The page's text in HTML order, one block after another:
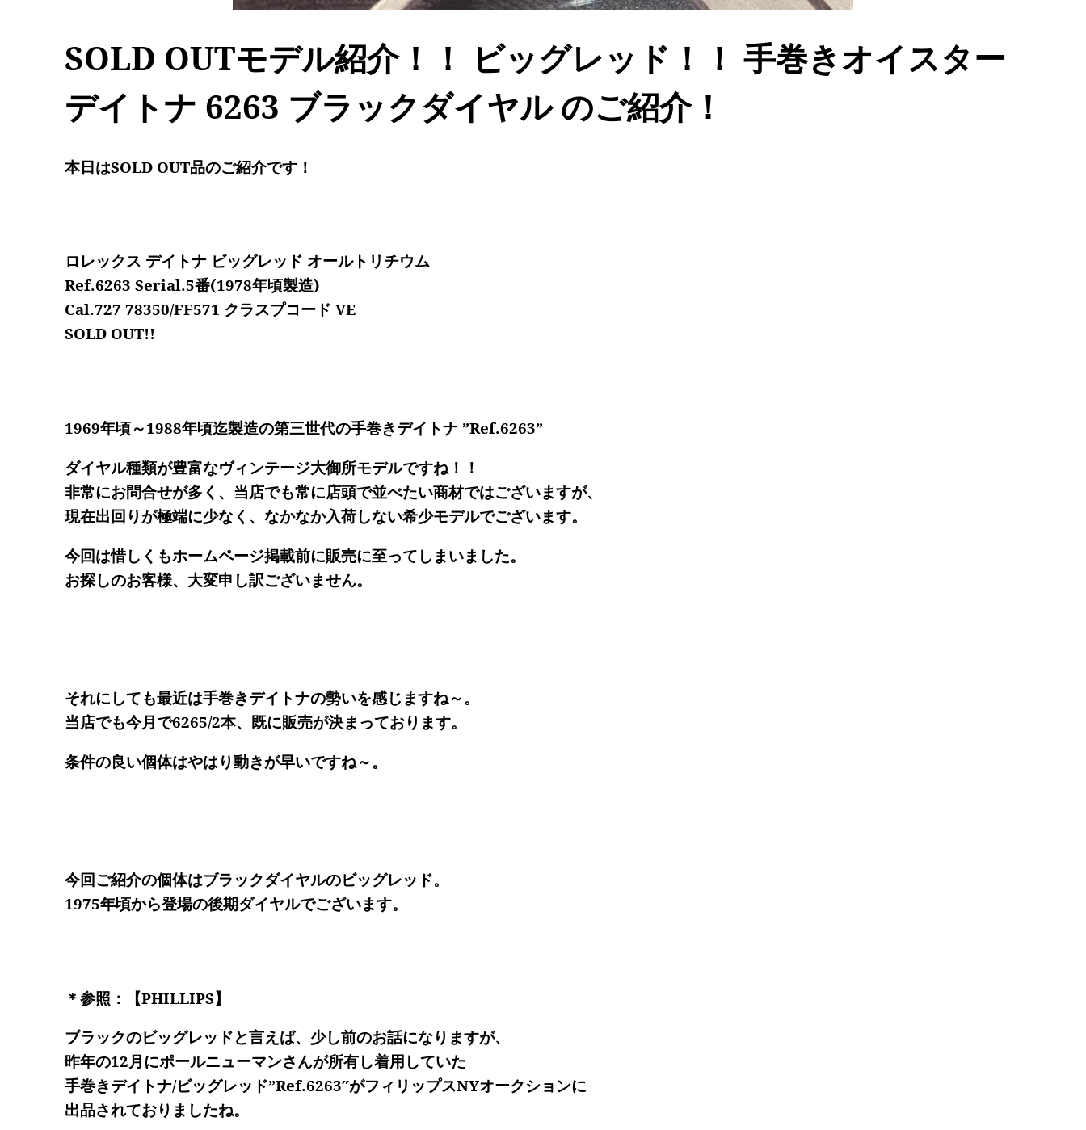
SOLD OUTモデル紹介！！ ビッグレッド！！ 手巻きオイスター
デイトナ 6263 ブラックダイヤル のご紹介！
本日はSOLD OUT品のご紹介です！
ロレックス デイトナ ビッグレッド オールトリチウム
Ref.6263 Serial.5番(1978年頃製造)
Cal.727 78350/FF571 クラスプコード VE
SOLD OUT!!
1969年頃～1988年頃迄製造の第三世代の手巻きデイトナ ”Ref.6263”
ダイヤル種類が豊富なヴィンテージ大御所モデルですね！！
非常にお問合せが多く、当店でも常に店頭で並べたい商材ではございますが、
現在出回りが極端に少なく、なかなか入荷しない希少モデルでございます。
今回は惜しくもホームページ掲載前に販売に至ってしまいました。
お探しのお客様、大変申し訳ございません。
それにしても最近は手巻きデイトナの勢いを感じますね～。
当店でも今月で6265/2本、既に販売が決まっております。
条件の良い個体はやはり動きが早いですね～。
今回ご紹介の個体はブラックダイヤルのビッグレッド。
1975年頃から登場の後期ダイヤルでございます。
＊参照：【PHILLIPS】
ブラックのビッグレッドと言えば、少し前のお話になりますが、
昨年の12月にポールニューマンさんが所有し着用していた
手巻きデイトナ/ビッグレッド”Ref.6263″がフィリップスNYオークションに
出品されておりましたね。